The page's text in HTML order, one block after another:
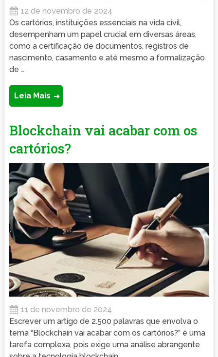
12 de novembro de 2024
Os cartórios, instituições essenciais na vida civil,
desempenham um papel crucial em diversas áreas,
como a certificação de documentos, registros de
nascimento, casamento e até mesmo a formalização
de …
Leia Mais
Blockchain vai acabar com os
cartórios?
11 de novembro de 2024
Escrever um artigo de 2.500 palavras que envolva o
tema “Blockchain vai acabar com os cartórios?” é uma
tarefa complexa, pois exige uma análise abrangente